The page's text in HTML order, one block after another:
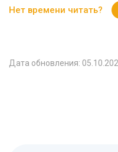
Нет времени читать?
Дата обновления: